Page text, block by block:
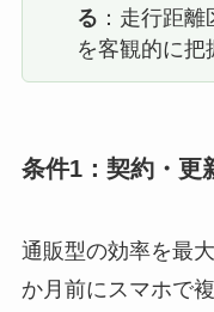
る ：走行距
を客観的に把
条件1：契約・更
通販型の効率を最
か月前にスマホで